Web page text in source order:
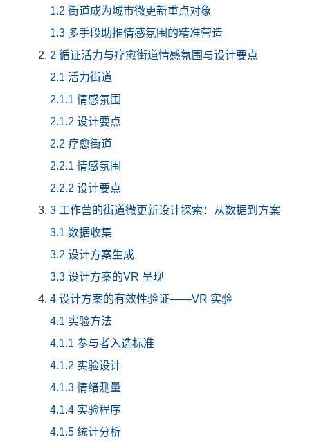
1.2 街道成为城市微更新重点对象
1.3 多手段助推情感氛围的精准营造
2 循证活力与疗愈街道情感氛围与设计要点
2.1 活力街道
2.1.1 情感氛围
2.1.2 设计要点
2.2 疗愈街道
2.2.1 情感氛围
2.2.2 设计要点
3 工作营的街道微更新设计探索：从数据到方案
3.1 数据收集
3.2 设计方案生成
3.3 设计方案的VR 呈现
4 设计方案的有效性验证——VR 实验
4.1 实验方法
4.1.1 参与者入选标准
4.1.2 实验设计
4.1.3 情绪测量
4.1.4 实验程序
4.1.5 统计分析